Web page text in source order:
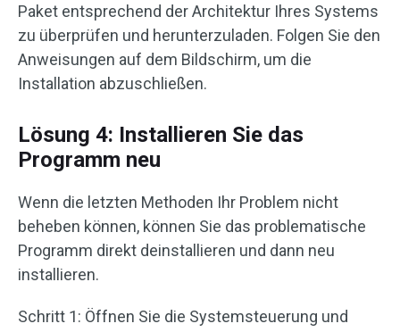
Paket entsprechend der Architektur Ihres Systems
zu überprüfen und herunterzuladen. Folgen Sie den
Anweisungen auf dem Bildschirm, um die
Installation abzuschließen.
Lösung 4: Installieren Sie das
Programm neu
Wenn die letzten Methoden Ihr Problem nicht
beheben können, können Sie das problematische
Programm direkt deinstallieren und dann neu
installieren.
Schritt 1: Öffnen Sie die Systemsteuerung und